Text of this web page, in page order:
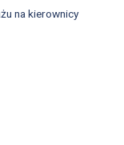
na kierownicy